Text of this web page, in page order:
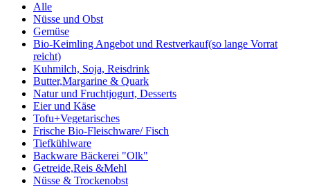
Alle
Nüsse und Obst
Gemüse
Bio-Keimling Angebot und Restverkauf(so lange Vorrat
reicht)
Kuhmilch, Soja, Reisdrink
Butter,Margarine & Quark
Natur und Fruchtjogurt, Desserts
Eier und Käse
Tofu+Vegetarisches
Frische Bio-Fleischware/ Fisch
Tiefkühlware
Backware Bäckerei "Olk"
Getreide,Reis &Mehl
Nüsse & Trockenobst